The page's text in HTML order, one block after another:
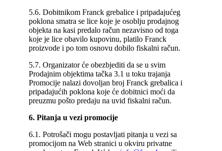
5.6. Dobitnikom Franck grebalice i pripadajućeg
poklona smatra se lice koje je osoblju prodajnog
objekta na kasi predalo račun nezavisno od toga
koje je lice obavilo kupovinu, platilo Franck
proizvode i po tom osnovu dobilo fiskalni račun.
5.7. Organizator će obezbjediti da se u svim
Prodajnim objektima tačka 3.1 u toku trajanja
Promocije nalazi dovoljan broj Franck grebalica i
pripadajućih poklona koje će dobitnici moći da
preuzmu pošto predaju na uvid fiskalni račun.
6. Pitanja u vezi promocije
6.1. Potrošači mogu postavljati pitanja u vezi sa
promocijom na Web stranici u okviru privatne